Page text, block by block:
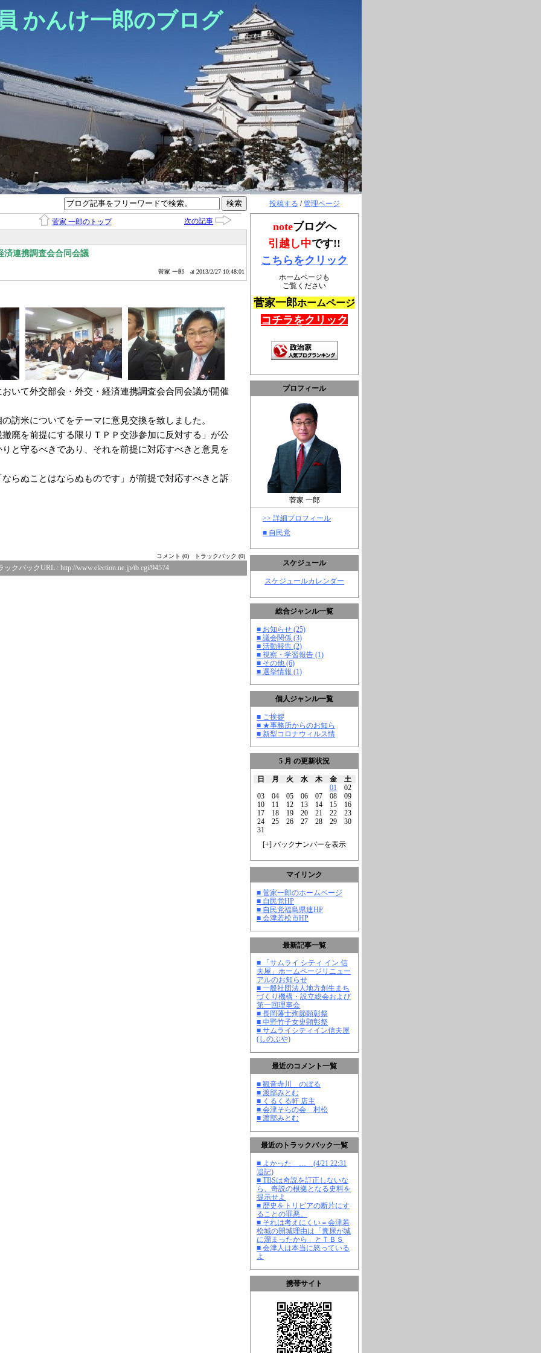
かんけ一郎のブログ
投稿する /管理ページ
noteブログへ
引越し中です!!
こちらをクリック
ホームページも
ご覧ください
菅家一郎ホームページ
コチラをクリック
プロフィール
菅家 一郎
>> 詳細プロフィール
■ 自民党
スケジュール
スケジュールカレンダー
総合ジャンル一覧
■ お知らせ (25)
■ 議会関係 (3)
■ 活動報告 (2)
■ 視察・学習報告 (1)
■ その他 (6)
■ 選挙情報 (1)
個人ジャンル一覧
■ ご挨拶
■ ★事務所からのお知ら
■ 新型コロナウィルス情
5 月 の更新状況
日 月 火 水 木 金
土
01
02
03
04 05 06 07 08
09
10
11 12 13 14 15
16
17
18 19 20 21 22
23
24
25 26 27 28 29
30
31
[+] バックナンバーを表示
マイリンク
■ 菅家一郎のホームページ
■ 自民党HP
■ 自民党福島県連HP
■ 会津若松市HP
最新記事一覧
■ 「サムライ シティ イン 信
夫屋」ホームページリニュー
アルのお知らせ
■ 一般社団法人地方創生まち
づくり機構・設立総会および
第一回理事会
■ 長岡藩士殉節顕彰祭
■ 中野竹子女史顕彰祭
■ サムライシティイン信夫屋
(しのぶや)
最近のコメント一覧
■ 観音寺川 のぼる
■ 渡部みとむ
■ くるくる軒 店主
■ 会津そらの会 村松
■ 渡部みとむ
最近のトラックバック一覧
■ よかった … (4/21 22:31
追記)
■ TBSは奇説を訂正しないな
ら、奇説の根拠となる史料を
提示せよ
■ 歴史をトリビアの断片にす
ることの罪悪。
■ それは考えにくい＝会津若
松城の開城理由は「糞尿が城
に溜まったから」とＴＢＳ
■ 会津人は本当に怒っている
よ
携帯サイト
菅家 一郎のトップ 次の記事
済連携調査会合同会議
菅家 一郎 at 2013/2/27 10:48:01
いて外交部会・外交・経済連携調査会合同会議が開催
訪米についてをテーマに意見交換を致しました。
廃を前提にする限りＴＰＰ交渉参加に反対する」が公
と守るべきであり、それを前提に対応すべきと意見を
らぬことはならぬものです」が前提で対応すべきと訴
コメント (0) トラックバック (0)
ックバックURL : http://www.election.ne.jp/tb.cgi/94574